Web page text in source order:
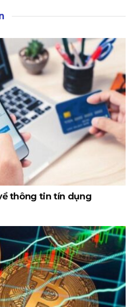
thông tin tín dụng